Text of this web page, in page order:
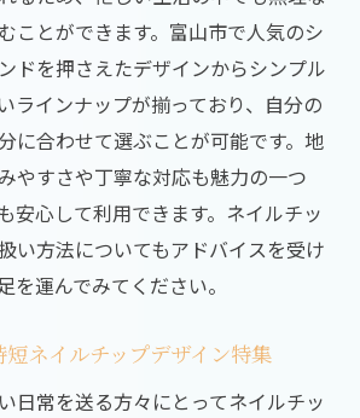
つけるオリジナルデザインのネイ
せたネイルチップの選び方
イルサロンが勧めるトレンドス
プで簡単に指先を彩る方法
できる個性派ネイルチップの探
楽しみ方を広げる！富山市での
ことができます。富山市で人気のシ
ドを押さえたデザインからシンプル
ラインナップが揃っており、自分の
に合わせて選ぶことが可能です。地
やすさや丁寧な対応も魅力の一つ
安心して利用できます。ネイルチッ
い方法についてもアドバイスを受け
を運んでみてください。
ネイルチップデザイン特集
日常を送る方々にとってネイルチッ